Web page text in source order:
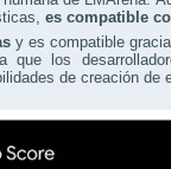
es compatible
y es compatible
los
de creación de